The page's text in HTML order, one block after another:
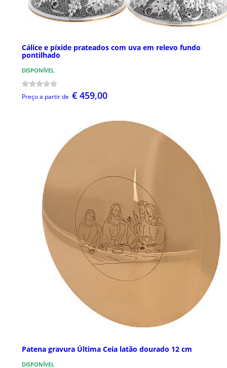
Cálice e píxide prateados com uva em relevo fundo
pontilhado
DISPONÍVEL
Preço a partir de € 459,00
Patena gravura Última Ceia latão dourado 12 cm
DISPONÍVEL